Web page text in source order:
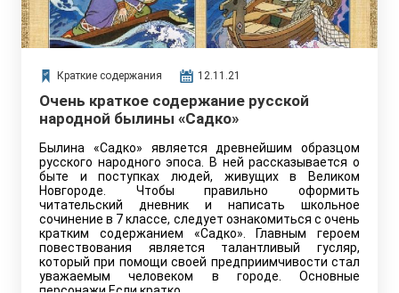
Краткие содержания 12.11.21
Очень краткое содержание русской
народной былины «Садко»
Былина «Садко» является древнейшим образцом
русского народного эпоса. В ней рассказывается о
быте и поступках людей, живущих в Великом
Новгороде. Чтобы правильно оформить
читательский дневник и написать школьное
сочинение в 7 классе, следует ознакомиться с очень
кратким содержанием «Садко». Главным героем
повествования является талантливый гусляр,
который при помощи своей предприимчивости стал
уважаемым человеком в городе. Основные